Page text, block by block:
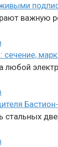
важную
сечение,
стальных